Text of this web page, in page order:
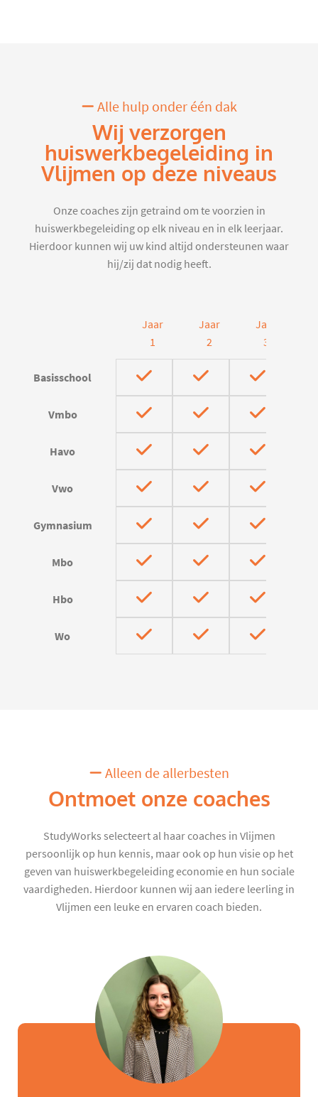
Alle hulp onder één dak
Wij verzorgen
huiswerkbegeleiding in
Vlijmen op deze niveaus
Onze coaches zijn getraind om te voorzien in
huiswerkbegeleiding op elk niveau en in elk leerjaar.
Hierdoor kunnen wij uw kind altijd ondersteunen waar
hij/zij dat nodig heeft.
Jaar
1
Jaar
2
Jaar
3
Basisschool
Vmbo
Havo
Vwo
Gymnasium
Mbo
Hbo
Wo
Alleen de allerbesten
Ontmoet onze coaches
StudyWorks selecteert al haar coaches in Vlijmen
persoonlijk op hun kennis, maar ook op hun visie op het
geven van huiswerkbegeleiding economie en hun sociale
vaardigheden. Hierdoor kunnen wij aan iedere leerling in
Vlijmen een leuke en ervaren coach bieden.